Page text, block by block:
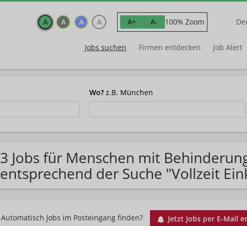
A A A A A+ A- 100% Zoom
Jobs suchen Firmen entdecken Job Alert
Wo? z.B. München
3 Jobs für Menschen mit
entsprechend der Suche "Vollzeit
Automatisch Jobs im Posteingang finden? Jetzt Jobs per E-Mail